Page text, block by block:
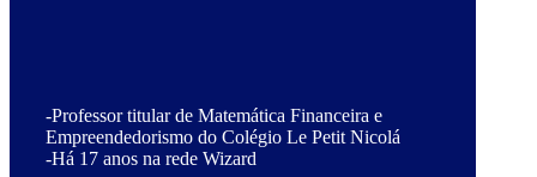
-Professor titular de Matemática Financeira e
Empreendedorismo do Colégio Le Petit Nicolá
-Há 17 anos na rede Wizard